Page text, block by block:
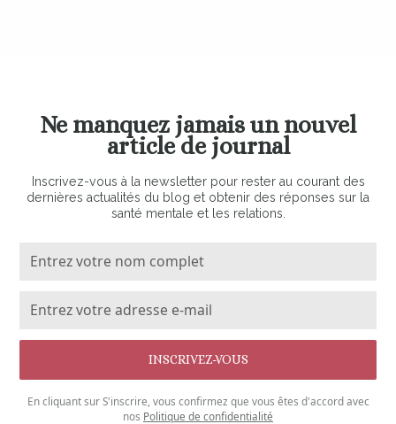
Ne manquez jamais un nouvel
article de journal
Inscrivez-vous à la newsletter pour rester au courant des
dernières actualités du blog et obtenir des réponses sur la
santé mentale et les relations.
En cliquant sur S'inscrire, vous confirmez que vous êtes d'accord avec
nos Politique de confidentialité